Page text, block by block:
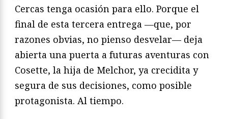
Cercas tenga ocasión para ello. Porque el
final de esta tercera entrega —que, por
razones obvias, no pienso desvelar— deja
abierta una puerta a futuras aventuras con
Cosette, la hija de Melchor, ya crecidita y
segura de sus decisiones, como posible
protagonista. Al tiempo.